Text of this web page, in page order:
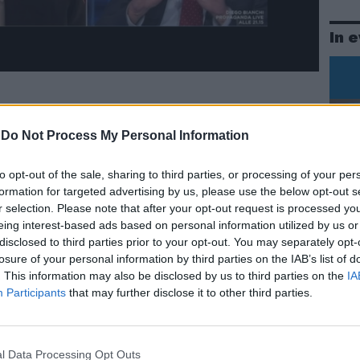
Do Not Process My Personal Information
opt-out of the sale, sharing to third parties, or processing of your
for targeted advertising by us, please use the below opt-out
selection. Please note that after your opt-out request is processed
interest-based ads based on personal information utilized by us
to third parties prior to your opt-out. You may separately
of your personal information by third parties on the IAB’s list of
This information may also be disclosed by us to third parties on the
Participants that may further disclose it to other third parties.
Data Processing Opt Outs
2022 a a a
che Bersani la smettesse di
Sallusti in collegamento con Otto e
4 novembre, picchia durissimo e
del Pd Pierluigi Bersani.
dell'Europa è la Germania: il Paese più
tutti gli Stati che va dritta per la sua
ne frega altamente di concertare. Bisogna
Lilli Gruber modera il botta e
pure - ammette Bersani - ma
siamesi, non possiamo fare gli anti-
In
Rudy Giuliani a Come States?
Trump, Meloni e la strategia
americana